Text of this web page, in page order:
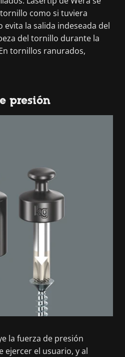
como si tuviera
evita la salida indeseada del
del tornillo durante la
tornillos ranurados,
presión
la fuerza de presión
ejercer el usuario, y al